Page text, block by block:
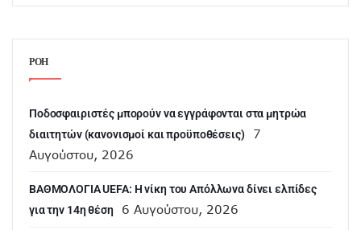
ΡΟΗ
Ποδοσφαιριστές μπορούν να εγγράφονται στα μητρώα
διαιτητών (κανονισμοί και προϋποθέσεις)
7
Αυγούστου, 2026
ΒΑΘΜΟΛΟΓΙΑ UEFA: Η νίκη του Απόλλωνα δίνει ελπίδες
για την 14η θέση
6 Αυγούστου, 2026